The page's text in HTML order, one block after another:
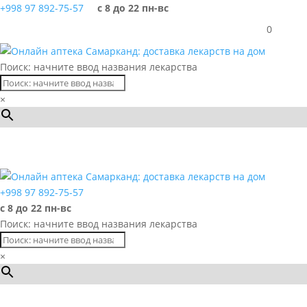
+998 97 892-75-57
с 8 до 22 пн-вс
0
Поиск: начните ввод названия лекарства
×
+998 97 892-75-57
с 8 до 22 пн-вс
Поиск: начните ввод названия лекарства
×